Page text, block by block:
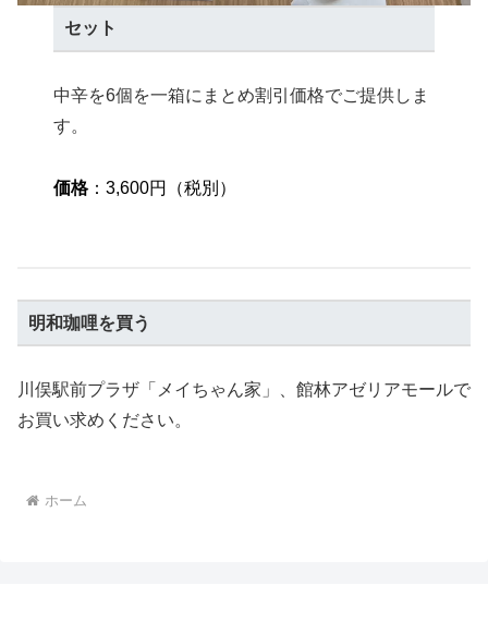
セット
中辛を6個を一箱にまとめ割引価格でご提供しま
す。
価格：3,600円（税別）
明和珈哩を買う
川俣駅前プラザ「メイちゃん家」、館林アゼリアモールで
お買い求めください。
ホーム